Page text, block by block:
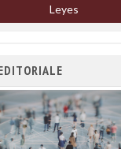
Leyes